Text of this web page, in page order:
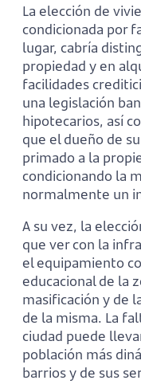
La elección de
condicionada por
lugar, cabría
propiedad y en
facilidades
una legislación
hipotecarios, así
que el dueño de
primado a la
condicionando la
normalmente un
A su vez, la
que ver con la
el equipamiento
educacional de la
masificación y de
de la misma. La
ciudad puede
población más
barrios y de sus